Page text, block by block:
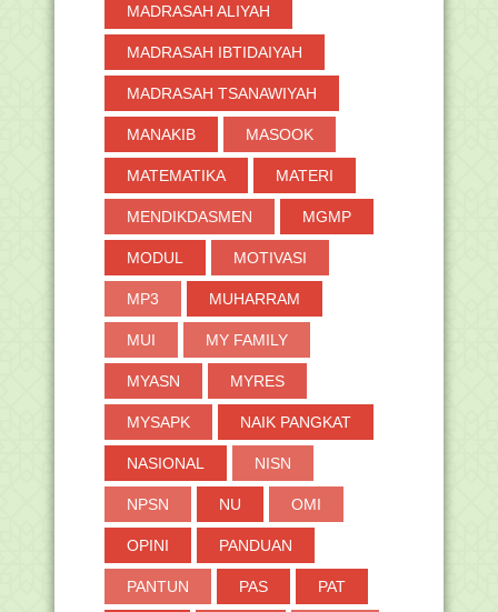
MADRASAH ALIYAH
MADRASAH IBTIDAIYAH
MADRASAH TSANAWIYAH
MANAKIB MASOOK
MATEMATIKA MATERI
MENDIKDASMEN MGMP
MODUL MOTIVASI
MP3 MUHARRAM
MUI MY FAMILY
MYASN MYRES
MYSAPK NAIK PANGKAT
NASIONAL NISN
NPSN NU OMI
OPINI PANDUAN
PANTUN PAS PAT